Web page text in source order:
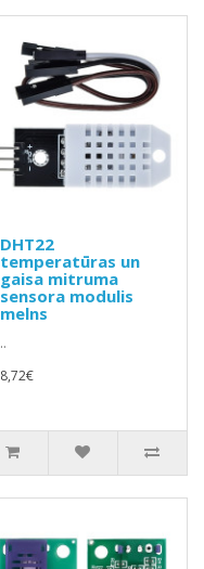
DHT22
temperatūras un
gaisa mitruma
sensora modulis
melns
..
8,72€